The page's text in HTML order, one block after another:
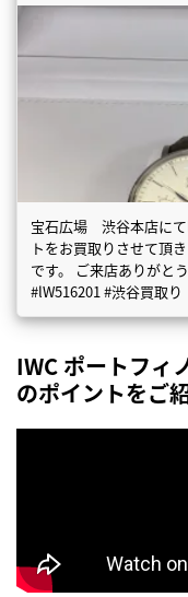
宝石広場 渋谷本店にて
トをお買取りさせて頂
です。 ご来店ありがと
#lW516201 #渋谷買取り
IWC ポートフィ
のポイントをご